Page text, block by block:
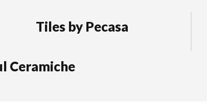
Tiles by Pecasa
Ceramiche